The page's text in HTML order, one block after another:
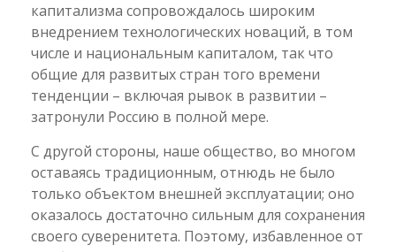
капитализма сопровождалось широким
внедрением технологических новаций, в том
числе и национальным капиталом, так что
общие для развитых стран того времени
тенденции – включая рывок в развитии –
затронули Россию в полной мере.
С другой стороны, наше общество, во многом
оставаясь традиционным, отнюдь не было
только объектом внешней эксплуатации; оно
оказалось достаточно сильным для сохранения
своего суверенитета. Поэтому, избавленное от